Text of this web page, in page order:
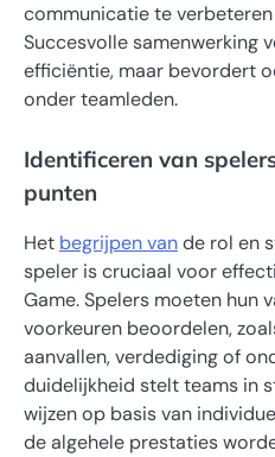
communicatie te
Succesvolle samenwerking
efficiëntie, maar bevordert
onder teamleden.
Identificeren van
punten
Het begrijpen vande rol en
speler is cruciaal voor
Game. Spelers moeten hun
voorkeuren beoordelen,
aanvallen, verdediging of
duidelijkheid stelt teams in
wijzen op basis van
de algehele prestaties